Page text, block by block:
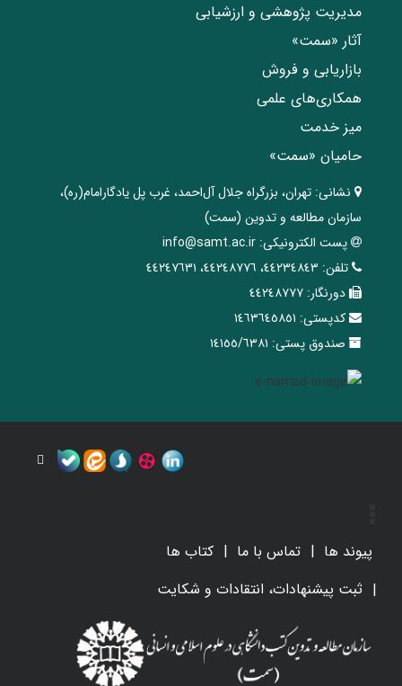
مدیریت پژوهشی و ارزشیابی
آثار «سمت»
بازاریابی و فروش
همکاری‌های علمی
میز خدمت
حامیان «سمت»
نشانی: تهران، ‌بزرگراه ‌جلال آل‌احمد، غرب پل يادگار‌امام(ره)‌،
سازمان مطالعه و تدوین‌ (سمت)
پست الکترونیکی: info@samt.ac.ir
تلفن: ٤٤٢٣٤٨٤٣، ٤٤٢٤٨٧٧٦، ٤٤٢٤٧٦٣١
دورنگار: ٤٤٢٤٨٧٧٧
کدپستی: ١٤٦٣٦٤٥٨٥١
صندوق پستی: ١٤١٥٥/٦٣٨١
پیوند ها تماس با ما
کتاب ها
ثبت پیشنهادات، انتقادات و شکایت